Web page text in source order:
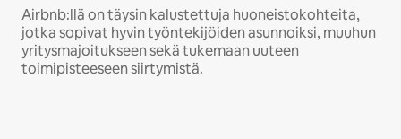
Airbnb:llä on täysin kalustettuja huoneistokohteita,
jotka sopivat hyvin työntekijöiden asunnoiksi, muuhun
yritysmajoitukseen sekä tukemaan uuteen
toimipisteeseen siirtymistä.